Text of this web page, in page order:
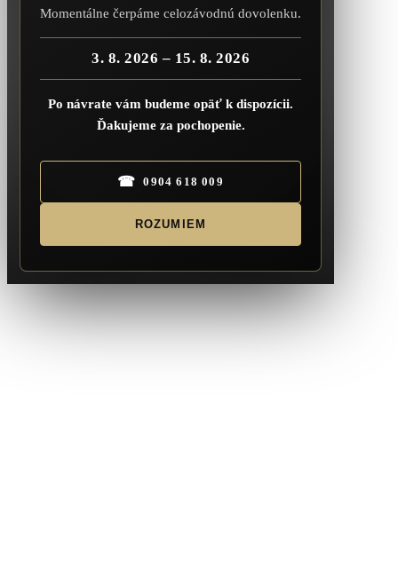
Momentálne čerpáme celozávodnú dovolenku.
3. 8. 2026 – 15. 8. 2026
Po návrate vám budeme opäť k dispozícii.
Ďakujeme za pochopenie.
☎ 0904 618 009
ROZUMIEM